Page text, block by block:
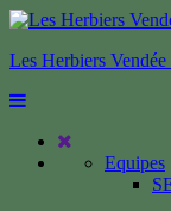
Les Herbiers Vendée
Equipes